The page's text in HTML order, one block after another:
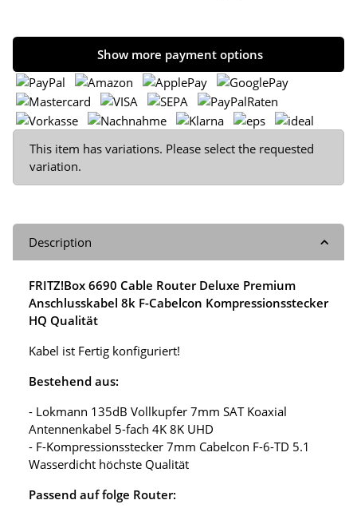
Show more payment options
x
This item has variations. Please select the requested
variation.
Description
FRITZ!Box 6690 Cable Router Deluxe Premium
Anschlusskabel 8k F-Cabelcon Kompressionsstecker
HQ Qualität
Kabel ist Fertig konfiguriert!
Bestehend aus:
- Lokmann 135dB Vollkupfer 7mm SAT Koaxial
Antennenkabel 5-fach 4K 8K UHD
- F-Kompressionsstecker 7mm Cabelcon F-6-TD 5.1
Wasserdicht höchste Qualität
Passend auf folge Router: